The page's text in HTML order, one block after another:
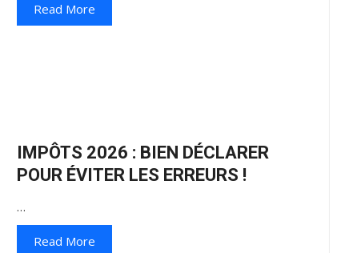
Read More
IMPÔTS 2026 : BIEN DÉCLARER
POUR ÉVITER LES ERREURS !
…
Read More